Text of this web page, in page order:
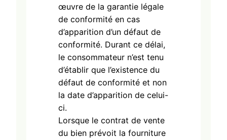
œuvre de la garantie légale
de conformité en cas
d’apparition d’un défaut de
conformité. Durant ce délai,
le consommateur n’est tenu
d’établir que l’existence du
défaut de conformité et non
la date d’apparition de celui-
ci.
Lorsque le contrat de vente
du bien prévoit la fourniture